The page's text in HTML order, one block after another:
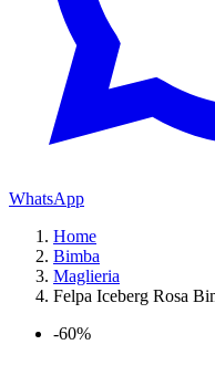
WhatsApp
Home
Bimba
Maglieria
Felpa Iceberg Rosa
-60%